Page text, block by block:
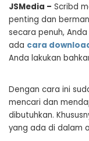
JSMedia – Scribd
penting dan
secara penuh,
ada cara
Anda lakukan
Dengan cara ini
mencari dan
dibutuhkan.
yang ada di dalam